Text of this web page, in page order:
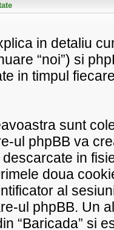
in detaliu
“noi”) si
in timpul
sunt
ul phpBB va
in
doua
al
ul phpBB. Un
“Baricada” si